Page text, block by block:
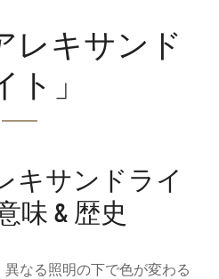
レキサンド
ト」
キサンドライ
味 & 歴史
なる照明の下で色が変わる